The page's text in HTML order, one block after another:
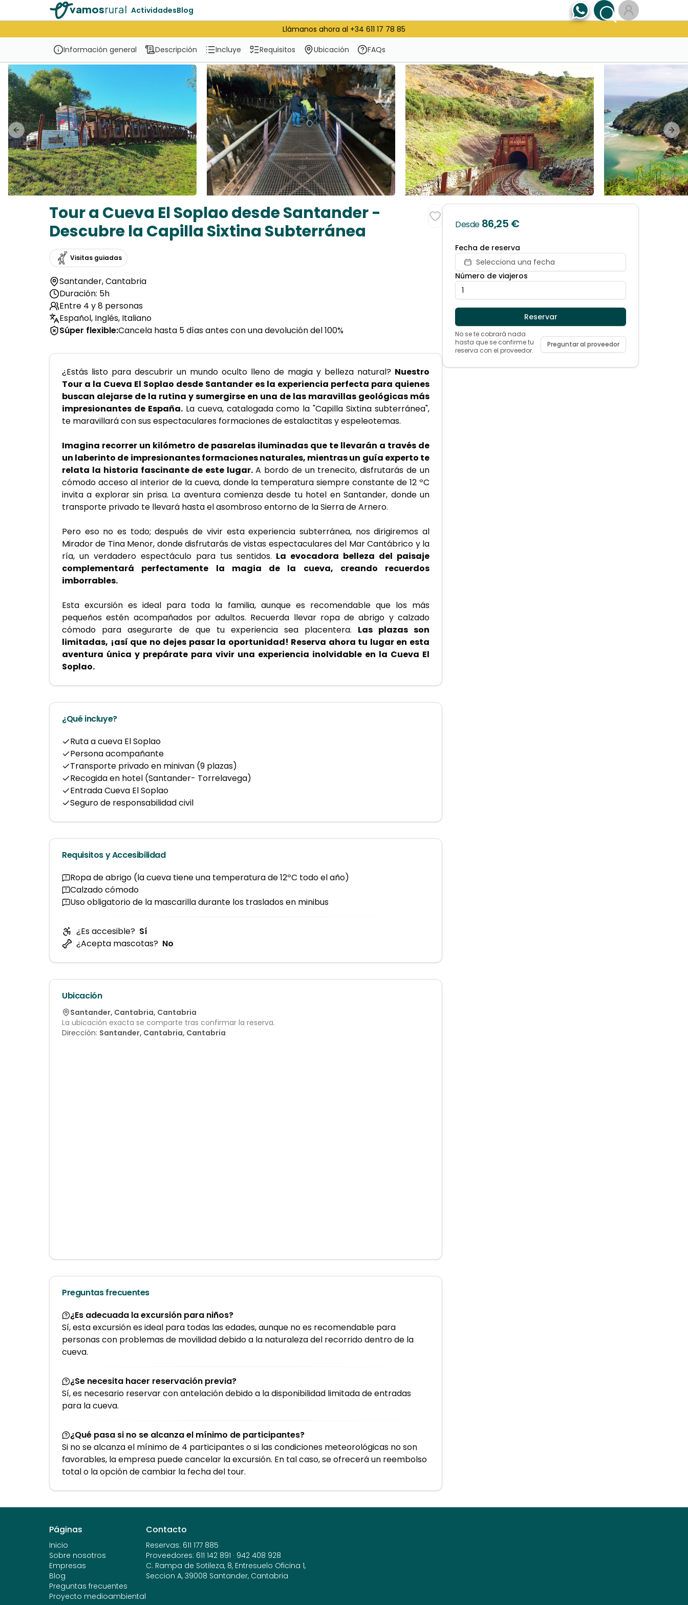
vamosrural ActividadesBlog
Llámanos ahora al +34 611 17 78 85
Información general
Descripción Incluye Requisitos Ubicación FAQs
Previous slide
Tour a Cueva El Soplao desde Santander -
Descubre la Capilla Sixtina Subterránea
Visitas guiadas
Santander,Cantabria
Duración: 5h
Entre 4 y 8 personas
Español, Inglés, Italiano
Súper flexible:Cancela hasta 5 días antes con una devolución del 100%
¿Estás listo para descubrir un mundo oculto lleno de magia y belleza natural? Nuestro
Tour a la Cueva El Soplao desde Santander es la experiencia perfecta para quienes
buscan alejarse de la rutina y sumergirse en una de las maravillas geológicas más
impresionantes de España. La cueva, catalogada como la "Capilla Sixtina subterránea",
te maravillará con sus espectaculares formaciones de estalactitas y espeleotemas.
Imagina recorrer un kilómetro de pasarelas iluminadas que te llevarán a través de
un laberinto de impresionantes formaciones naturales, mientras un guía experto te
relata la historia fascinante de este lugar. A bordo de un trenecito, disfrutarás de un
cómodo acceso al interior de la cueva, donde la temperatura siempre constante de 12 ºC
invita a explorar sin prisa. La aventura comienza desde tu hotel en Santander, donde un
transporte privado te llevará hasta el asombroso entorno de la Sierra de Arnero.
Pero eso no es todo; después de vivir esta experiencia subterránea, nos dirigiremos al
Mirador de Tina Menor, donde disfrutarás de vistas espectaculares del Mar Cantábrico y la
ría, un verdadero espectáculo para tus sentidos. La evocadora belleza del paisaje
complementará perfectamente la magia de la cueva, creando recuerdos
imborrables.
Esta excursión es ideal para toda la familia, aunque es recomendable que los más
pequeños estén acompañados por adultos. Recuerda llevar ropa de abrigo y calzado
cómodo para asegurarte de que tu experiencia sea placentera. Las plazas son
limitadas, ¡así que no dejes pasar la oportunidad! Reserva ahora tu lugar en esta
aventura única y prepárate para vivir una experiencia inolvidable en la Cueva El
Soplao.
¿Qué incluye?
Ruta a cueva El Soplao
Persona acompañante
Transporte privado en minivan (9 plazas)
Recogida en hotel (Santander- Torrelavega)
Entrada Cueva El Soplao
Seguro de responsabilidad civil
Requisitos y Accesibilidad
Ropa de abrigo (la cueva tiene una temperatura de 12ºC todo el año)
Calzado cómodo
Uso obligatorio de la mascarilla durante los traslados en minibus
¿Es accesible? Sí
¿Acepta mascotas? No
Ubicación
Santander, Cantabria, Cantabria
La ubicación exacta se comparte tras confirmar la reserva.
Dirección: Santander, Cantabria, Cantabria
Preguntas frecuentes
¿Es adecuada la excursión para niños?
Sí, esta excursión es ideal para todas las edades, aunque no es recomendable para
personas con problemas de movilidad debido a la naturaleza del recorrido dentro de la
cueva.
¿Se necesita hacer reservación previa?
Sí, es necesario reservar con antelación debido a la disponibilidad limitada de entradas
para la cueva.
¿Qué pasa si no se alcanza el mínimo de participantes?
Si no se alcanza el mínimo de 4 participantes o si las condiciones meteorológicas no son
favorables, la empresa puede cancelar la excursión. En tal caso, se ofrecerá un reembolso
total o la opción de cambiar la fecha del tour.
Desde 86,25 €
Fecha de reserva
Selecciona una fecha
Número de viajeros
Reservar
No se te cobrará nada
hasta que se confirme tu
reserva con el proveedor.
Preguntar al proveedor
Páginas
Inicio
Sobre nosotros
Empresas
Blog
Preguntas frecuentes
Proyecto medioambiental
Contacto
Reservas: 611 177 885
Proveedores: 611 142 891 · 942 408 928
C. Rampa de Sotileza, 8, Entresuelo Oficina 1,
Seccion A, 39008 Santander, Cantabria